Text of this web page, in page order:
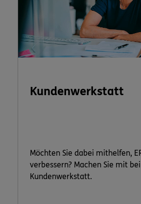
Kundenwerkstatt
Möchten Sie dabei mithelfen,
verbessern? Machen Sie mit
Kundenwerkstatt.